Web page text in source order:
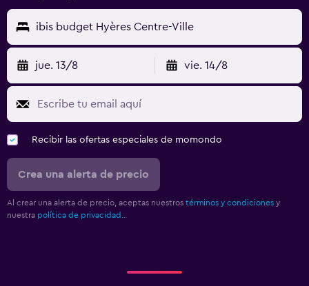
ibis budget Hyères Centre-Ville
jue. 13/8 vie. 14/8
Recibir las ofertas especiales de momondo
Crea una alerta de precio
Al crear una alerta de precio, aceptas nuestros términos y condiciones y
nuestra política de privacidad.